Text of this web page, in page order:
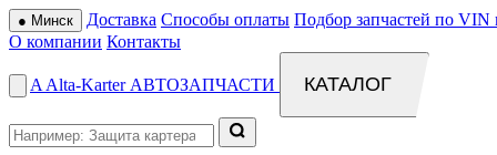
● Минск Доставка Способы оплаты Подбор запчастей по VIN
О компании Контакты
A Alta-Karter АВТОЗАПЧАСТИ КАТАЛОГ